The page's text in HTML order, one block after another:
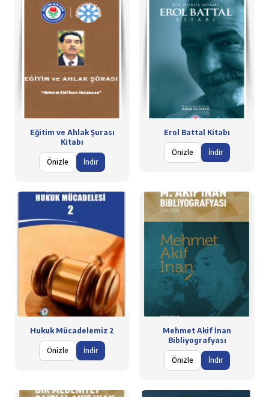
Eğitim ve Ahlak Şurası
Kitabı
Önizle İndir
Erol Battal Kitabı
Önizle İndir
Hukuk Mücadelemiz 2
Önizle İndir
Mehmet Akif İnan
Bibliyografyası
Önizle İndir